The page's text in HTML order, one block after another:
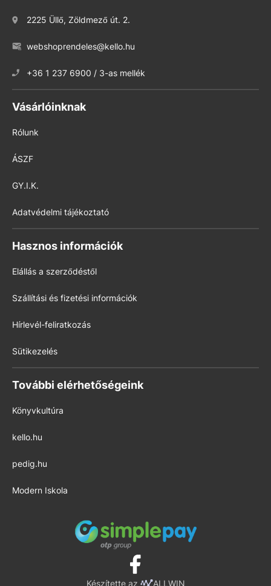
2225 Üllő, Zöldmező út. 2.
webshoprendeles@kello.hu
+36 1 237 6900 / 3-as mellék
Vásárlóinknak
Rólunk
ÁSZF
GY.I.K.
Adatvédelmi tájékoztató
Hasznos információk
Elállás a szerződéstől
Szállítási és fizetési információk
Hírlevél-feliratkozás
Sütikezelés
További elérhetőségeink
Könyvkultúra
kello.hu
pedig.hu
Modern Iskola
Készítette az ALLWIN